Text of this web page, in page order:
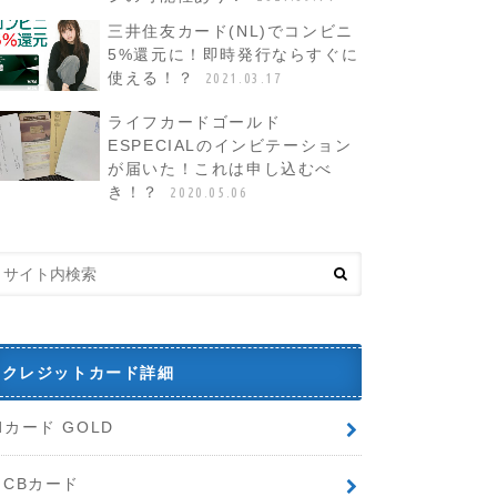
三井住友カード(NL)でコンビニ
5%還元に！即時発行ならすぐに
使える！？
2021.03.17
ライフカードゴールド
ESPECIALのインビテーション
が届いた！これは申し込むべ
き！？
2020.05.06
クレジットカード詳細
カード GOLD
カード